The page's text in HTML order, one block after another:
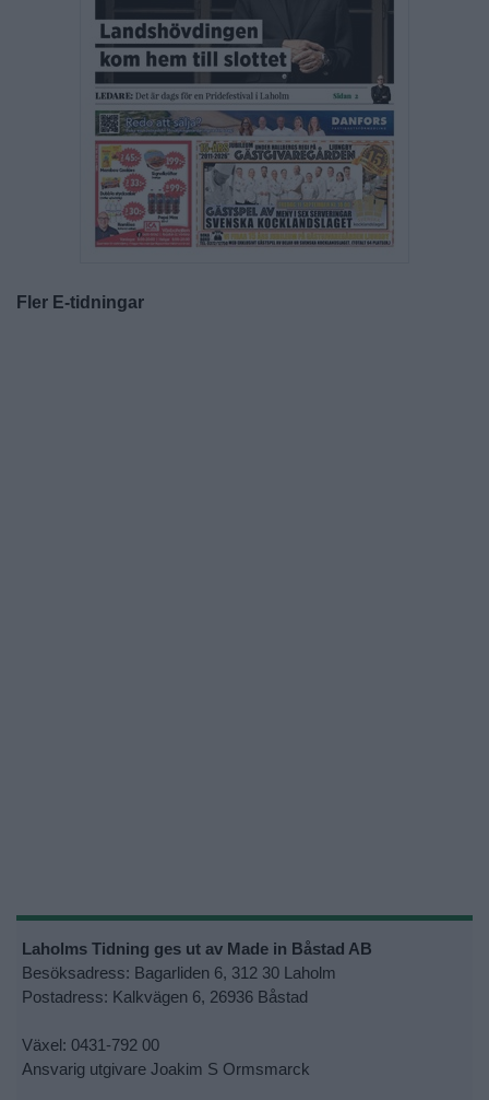
Fler E-tidningar
Laholms Tidning ges ut av Made in Båstad AB
Besöksadress: Bagarliden 6, 312 30 Laholm
Postadress: Kalkvägen 6, 26936 Båstad
Växel: 0431-792 00
Ansvarig utgivare Joakim S Ormsmarck